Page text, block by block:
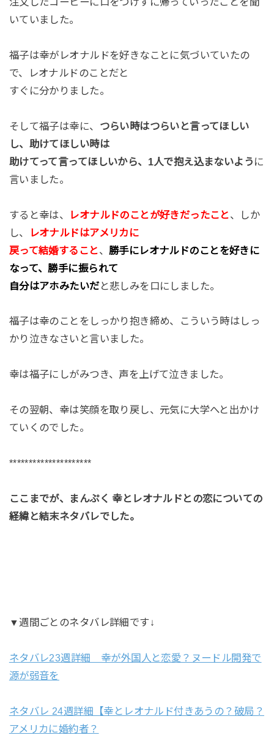
いていました。
福子は幸がレオナルドを好きなことに気づいていたの
で、レオナルドのことだと
すぐに分かりました。
そして福子は幸に、 つらい時はつらいと言ってほしい
し、助けてほしい時は
助けてって言ってほしいから、1人で抱え込まないよう に
言いました。
すると幸は、 レオナルドのことが好きだったこと 、しか
し、
レオナルドはアメリカに
戻って結婚すること 、 勝手にレオナルドのことを好きに
なって、勝手に振られて
自分はアホみたいだと悲しみを口にしました。
福子は幸のことをしっかり抱き締め、こういう時はしっ
かり泣きなさいと言いました。
幸は福子にしがみつき、声を上げて泣きました。
その翌朝、幸は笑顔を取り戻し、元気に大学へと出かけ
ていくのでした。
*********************
ここまでが、まんぷく 幸とレオナルドとの恋についての
経緯と結末ネタバレでした。
▼週間ごとのネタバレ詳細です↓
ネタバレ23週詳細 幸が外国人と恋愛？ヌードル開発で
源が弱音を
ネタバレ 24週詳細【幸とレオナルド付きあうの？破局？
アメリカに婚約者？